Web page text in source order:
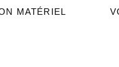
MATÉRIEL